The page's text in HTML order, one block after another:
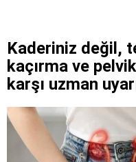
Kaderiniz değil,
kaçırma ve
karşı uzman